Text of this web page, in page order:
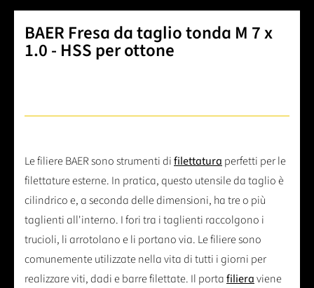
BAER Fresa da taglio tonda M 7 x
1.0 - HSS per ottone
Le filiere BAER sono strumenti difilettatura perfetti per le
filettature esterne. In pratica, questo utensile da taglio è
cilindrico e, a seconda delle dimensioni, ha tre o più
taglienti all'interno. I fori tra i taglienti raccolgono i
trucioli, li arrotolano e li portano via. Le filiere sono
comunemente utilizzate nella vita di tutti i giorni per
realizzare viti, dadi e barre filettate. Il portafilieraviene